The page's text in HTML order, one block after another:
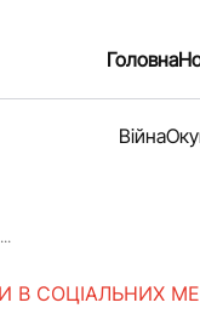
Головна
Війна
В СОЦІАЛЬНИХ